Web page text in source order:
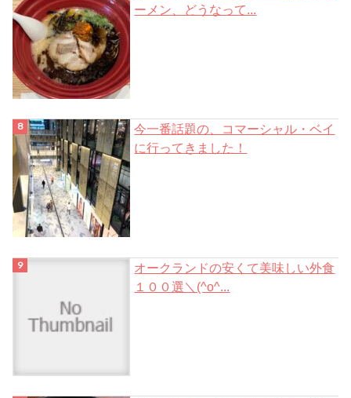
ーメン、どうなって...
今一番話題の、コマーシャル・ベイ
に行ってきました！
オークランドの安くて美味しい外食
１００選＼(^o^...